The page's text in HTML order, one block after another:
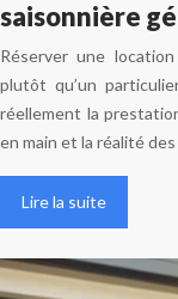
saisonnière
Réserver une
plutôt qu’un
réellement la
en main et la réalité
Lire la suite